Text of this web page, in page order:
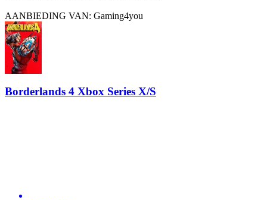
AANBIEDING VAN: Gaming4you
Borderlands 4 Xbox Series X/S